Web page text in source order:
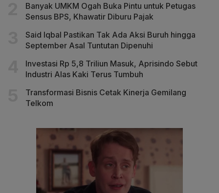
Banyak UMKM Ogah Buka Pintu untuk Petugas
Sensus BPS, Khawatir Diburu Pajak
Said Iqbal Pastikan Tak Ada Aksi Buruh hingga
September Asal Tuntutan Dipenuhi
Investasi Rp 5,8 Triliun Masuk, Aprisindo Sebut
Industri Alas Kaki Terus Tumbuh
Transformasi Bisnis Cetak Kinerja Gemilang
Telkom